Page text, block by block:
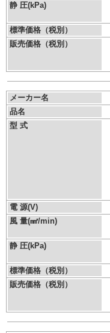
静 圧(kPa)
標準価格（税別）
販売価格（税別）
メーカー名
品名
型 式
電 源(V)
風 量(㎣/min)
静 圧(kPa)
標準価格（税別）
販売価格（税別）